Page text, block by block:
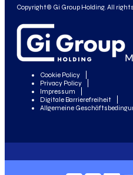
Copyright© Gi Group Holding. All rights
Cookie Policy
Privacy Policy
Impressum
Digitale Barrierefreiheit
Allgemeine